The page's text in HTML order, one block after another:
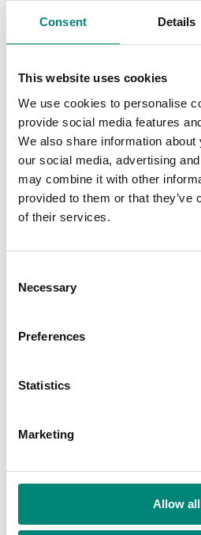
Consent Details
This website uses cookies
We use cookies to personalise
provide social media features
We also share information
our social media, advertising
may combine it with other
provided to them or that they’ve
of their services.
Necessary
Preferences
Statistics
Marketing
Allow all
Strandhreinsun
ná þessum markmiðum með
og endurnýtanlegum lausnum fyrir